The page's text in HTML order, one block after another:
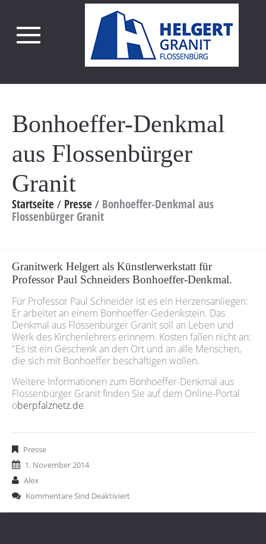
Bonhoeffer-Denkmal
aus Flossenbürger
Granit
Startseite Presse
Bonhoeffer-Denkmal aus
Flossenbürger Granit
Granitwerk Helgert als Künstlerwerkstatt für
Professor Paul Schneiders Bonhoeffer-Denkmal.
Für Professor Paul Schneider ist es ein Herzensanliegen:
Er arbeitet an einem Bonhoeffer-Gedenkstein. Das
Denkmal aus Flossenbürger Granit soll an Leben und
Werk des Kirchenlehrers erinnern. Kosten fallen nicht an:
"Es ist ein Geschenk an den Ort und an alle Menschen,
die sich mit Bonhoeffer beschäftigen wollen.
Weitere Informationen zum Bonhoeffer-Denkmal aus
Flossenbürger Granit finden Sie auf dem Online-Portal
oberpfalznetz.de.
Presse
1. November 2014
Alex
Kommentare Sind Deaktiviert